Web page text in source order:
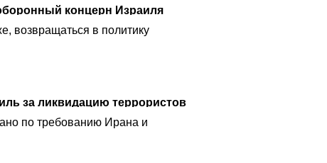
концерн Израиля
возвращаться в политику
за ликвидацию террористов
по требованию Ирана и